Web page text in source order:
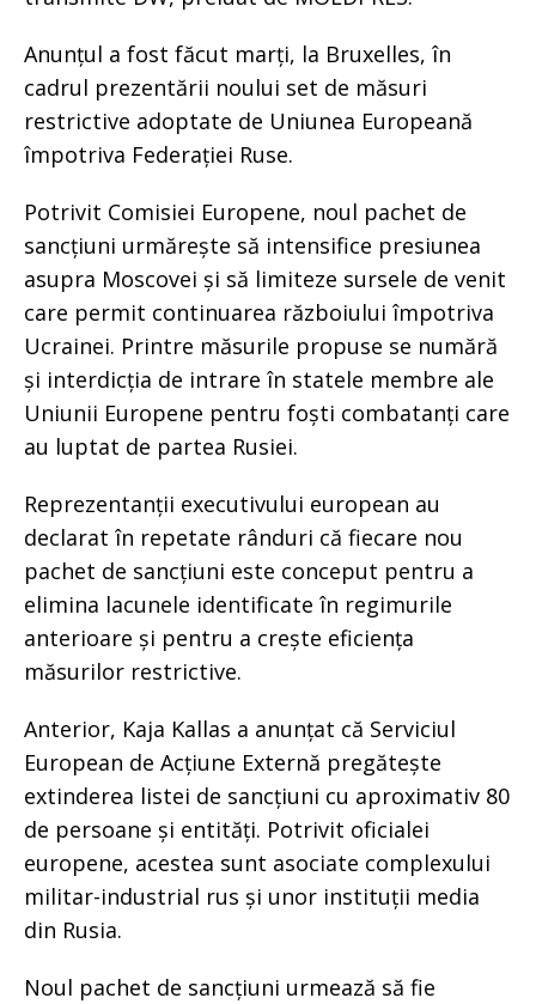
Anunțul a fost făcut marți, la Bruxelles, în
cadrul prezentării noului set de măsuri
restrictive adoptate de Uniunea Europeană
împotriva Federației Ruse.
Potrivit Comisiei Europene, noul pachet de
sancțiuni urmărește să intensifice presiunea
asupra Moscovei și să limiteze sursele de venit
care permit continuarea războiului împotriva
Ucrainei. Printre măsurile propuse se numără
și interdicția de intrare în statele membre ale
Uniunii Europene pentru foști combatanți care
au luptat de partea Rusiei.
Reprezentanții executivului european au
declarat în repetate rânduri că fiecare nou
pachet de sancțiuni este conceput pentru a
elimina lacunele identificate în regimurile
anterioare și pentru a crește eficiența
măsurilor restrictive.
Anterior, Kaja Kallas a anunțat că Serviciul
European de Acțiune Externă pregătește
extinderea listei de sancțiuni cu aproximativ 80
de persoane și entități. Potrivit oficialei
europene, acestea sunt asociate complexului
militar-industrial rus și unor instituții media
din Rusia.
Noul pachet de sancțiuni urmează să fie